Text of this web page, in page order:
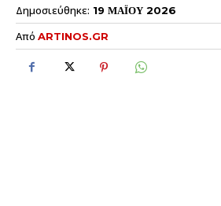
Δημοσιεύθηκε: 19 ΜΑΪΟΥ 2026
Από ARTINOS.GR